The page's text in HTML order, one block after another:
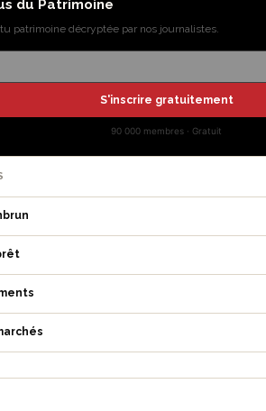
du Patrimoine
patrimoine décryptée par nos journalistes.
S'inscrire gratuitement
90 000 membres · Gratuit